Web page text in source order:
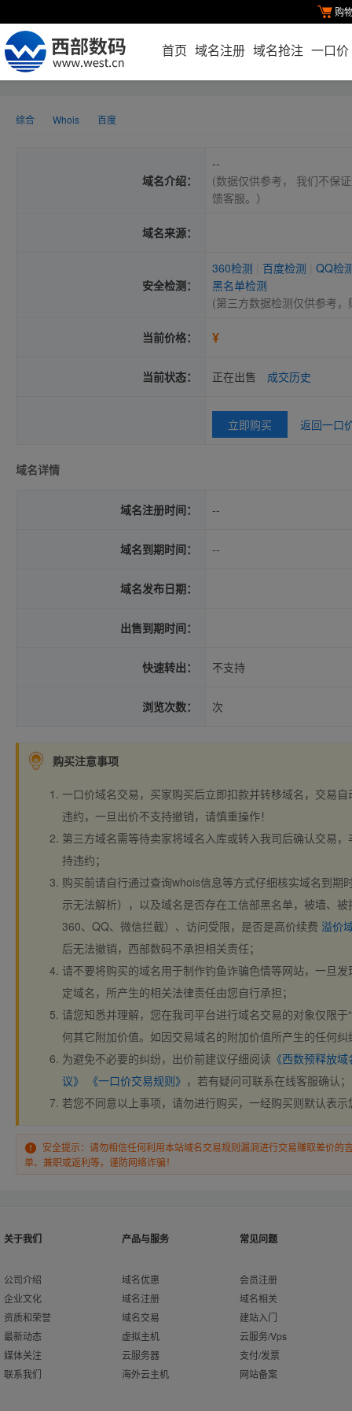
购
首页 域名注册 域名抢注 一口价
综合 Whois 百度
域名介绍：
--
(数据仅供参考， 我们不保
馈客服。）
域名来源：
安全检测：
360检测 百度检测
QQ检
黑名单检测
(第三方数据检测仅供参考
当前价格： ¥
当前状态： 正在出售 成交历史
立即购买 返回一口
域名详情
域名注册时间： --
域名到期时间： --
域名发布日期：
出售到期时间：
快速转出： 不支持
浏览次数： 次
购买注意事项
一口价域名交易，买家购买后立即扣款并转移域名，交易
违约，一旦出价不支持撤销，请慎重操作！
第三方域名需等待卖家将域名入库或转入我司后确认交易
持违约；
购买前请自行通过查询whois信息等方式仔细核实域名到期
示无法解析），以及域名是否存在工信部黑名单，被墙、
360、QQ、微信拦截）、访问受限，是否是高价续费 溢价
后无法撤销，西部数码不承担相关责任；
请不要将购买的域名用于制作钓鱼诈骗色情等网站，一旦
定域名，所产生的相关法律责任由您自行承担；
请您知悉并理解，您在我司平台进行域名交易的对象仅限于
何其它附加价值。如因交易域名的附加价值所产生的任何
为避免不必要的纠纷，出价前建议仔细阅读 《西数预释放
议》
《一口价交易规则》 ，若有疑问可联系在线客服确认；
若您不同意以上事项，请勿进行购买，一经购买则默认表
安全提示：请勿相信任何利用本站域名交易规则漏洞进行交易赚取差价的
单、兼职或返利等，谨防网络诈骗！
关于我们
公司介绍
企业文化
资质和荣誉
最新动态
媒体关注
联系我们
产品与服务
域名优惠
域名注册
域名交易
虚拟主机
云服务器
海外云主机
常见问题
会员注册
域名相关
建站入门
云服务/Vps
支付/发票
网站备案